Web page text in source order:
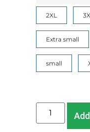
2XL
Extra small
small